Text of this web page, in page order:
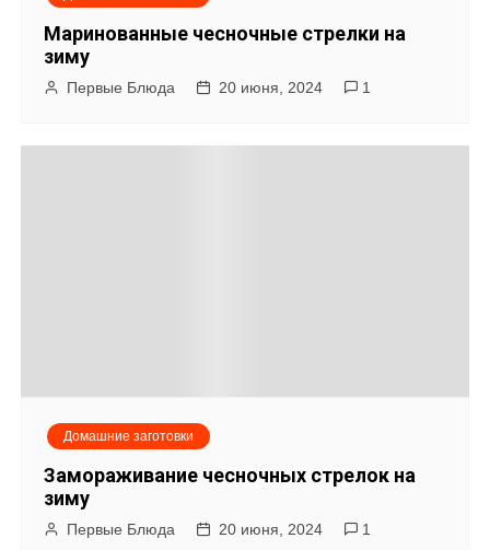
а
м
Маринованные чесночные стрелки на
зиму
Первые Блюда 20 июня, 2024 1
Домашние заготовки
Замораживание чесночных стрелок на
зиму
Первые Блюда 20 июня, 2024 1